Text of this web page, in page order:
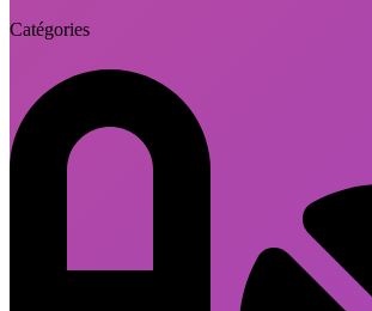
Catégories